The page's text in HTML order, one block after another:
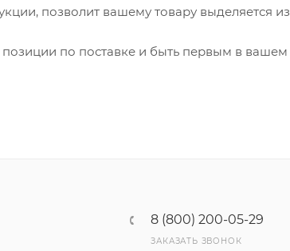
позволит вашему товару выделяется из
по поставке и быть первым в вашем
8 (800) 200-05-29
ЗАКАЗАТЬ ЗВОНОК